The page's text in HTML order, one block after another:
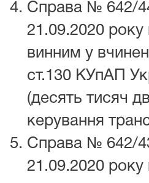
Справа № 642/
21.09.2020
винним у
ст.130 КУпАП
(десять тисяч
керування
Справа № 642/
21.09.2020